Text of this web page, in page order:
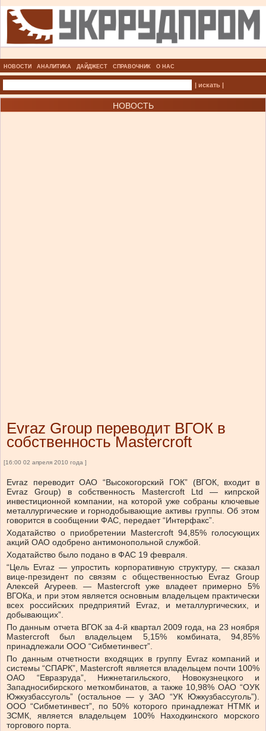
НОВОСТИ АНАЛИТИКА ДАЙДЖЕСТ СПРАВОЧНИК О НАС
| искать |
НОВОСТЬ
Evraz Group переводит ВГОК в
собственность Mastercroft
[16:00 02 апреля 2010 года ]
Evraz переводит ОАО “Высокогорский ГОК” (ВГОК, входит в
Evraz Group) в собственность Mastercroft Ltd — кипрской
инвестиционной компании, на которой уже собраны ключевые
металлургические и горнодобывающие активы группы. Об этом
говорится в сообщении ФАС, передает “Интерфакс”.
Ходатайство о приобретении Mastercroft 94,85% голосующих
акций ОАО одобрено антимонопольной службой.
Ходатайство было подано в ФАС 19 февраля.
“Цель Evraz — упростить корпоративную структуру, — сказал
вице-президент по связям с общественностью Evraz Group
Алексей Агуреев. — Mastercroft уже владеет примерно 5%
ВГОКа, и при этом является основным владельцем практически
всех российских предприятий Evraz, и металлургических, и
добывающих”.
По данным отчета ВГОК за 4-й квартал 2009 года, на 23 ноября
Mastercroft был владельцем 5,15% комбината, 94,85%
принадлежали ООО “Сибметинвест”.
По данным отчетности входящих в группу Evraz компаний и
системы “СПАРК”, Mastercroft является владельцем почти 100%
ОАО “Евразруда”, Нижнетагильского, Новокузнецкого и
Западносибирского меткомбинатов, а также 10,98% ОАО “ОУК
Южкузбассуголь” (остальное — у ЗАО “УК Южкузбассуголь”).
ООО “Сибметинвест”, по 50% которого принадлежат НТМК и
ЗСМК, является владельцем 100% Находкинского морского
торгового порта.